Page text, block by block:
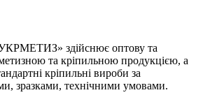
здійснює оптову та
та кріпильною продукцією, а
кріпильні вироби за
зразками, технічними умовами.